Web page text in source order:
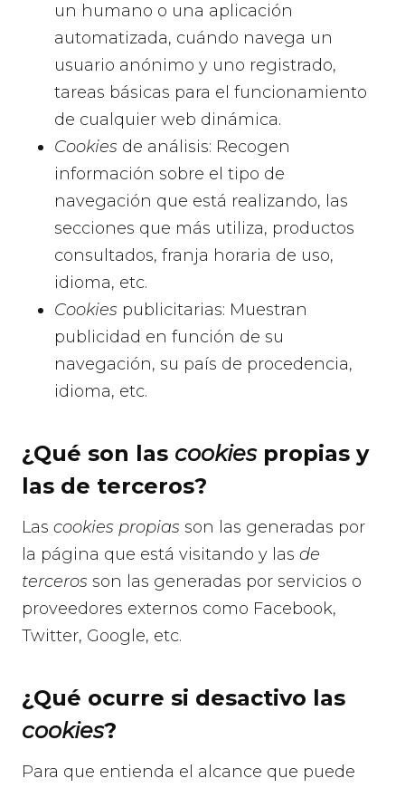
un humano o una aplicación
automatizada, cuándo navega un
usuario anónimo y uno registrado,
tareas básicas para el funcionamiento
de cualquier web dinámica.
Cookies de análisis: Recogen
información sobre el tipo de
navegación que está realizando, las
secciones que más utiliza, productos
consultados, franja horaria de uso,
idioma, etc.
Cookies publicitarias: Muestran
publicidad en función de su
navegación, su país de procedencia,
idioma, etc.
¿Qué son las cookiespropias y
las de terceros?
Las cookies propias son las generadas por
la página que está visitando y las de
terceros son las generadas por servicios o
proveedores externos como Facebook,
Twitter, Google, etc.
¿Qué ocurre si desactivo las
cookies?
Para que entienda el alcance que puede